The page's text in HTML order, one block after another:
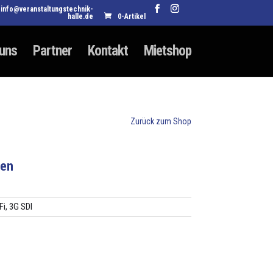
info@veranstaltungstechnik-
halle.de
0-Artikel
Partner Kontakt Mietshop
Zurück zum Shop
3G SDI